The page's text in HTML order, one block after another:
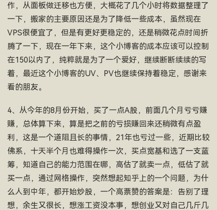
作，从面板做迁移也方便，大概花了几个小时将数据整理了
一下，搬家的主要原因还是为了降低一些成本，虽然现在
VPS很便宜了，但是有更好更稳定的，还是稍微花点时间折
腾了一下，现在一年下来，这个小博客的成本应该可以控制
在150以内了，纯粹就是为了一个爱好，继续断断续续的写
着，最近这个小博客的UV、PV也继续保持着稳定，感谢来
看的朋友。
4、从今年的8月份开始，买了一点A股，前面几个月亏亏赚
赚，总体算下来，算是把之前的亏损赚回来还稍微有点盈
利，这是一个道阻且长的事情，21年也亏过一些，近期比较
佛系，十天半个月也难得操作一次，买点宽基和选了一支蓝
筹，知道自己的能力范围在哪，高估了就卖一点，低估了就
买一点，通过网格操作，突然想起知乎上的一个问题，为什
么人到中年，都开始炒股，一个高票赞的答案是：告别了理
想，余生又很长，想涨工资没本事，想创业又对自己几斤几